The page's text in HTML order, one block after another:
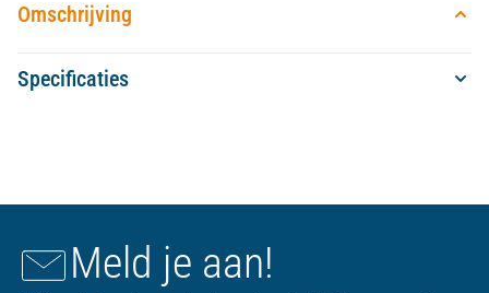
Omschrijving
Specificaties
Meld je aan!